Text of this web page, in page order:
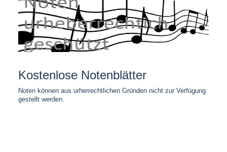
Kostenlose Notenblätter
Noten können aus urherrechtlichen Gründen nicht zur Verfügung
gestellt werden.